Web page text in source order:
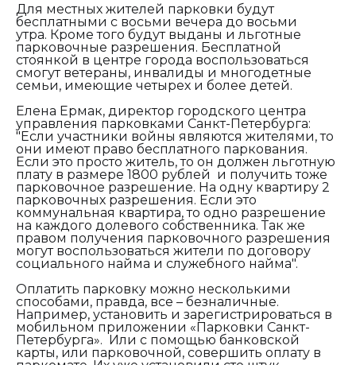
Для местных жителей парковки будут
бесплатными с восьми вечера до восьми
утра. Кроме того будут выданы и льготные
парковочные разрешения. Бесплатной
стоянкой в центре города воспользоваться
смогут ветераны, инвалиды и многодетные
семьи, имеющие четырех и более детей.
Елена Ермак, директор городского центра
управления парковками Санкт-Петербурга:
"Если участники войны являются жителями, то
они имеют право бесплатного паркования.
Если это просто житель, то он должен льготную
плату в размере 1800 рублей и получить тоже
парковочное разрешение. На одну квартиру 2
парковочных разрешения. Если это
коммунальная квартира, то одно разрешение
на каждого долевого собственника. Так же
правом получения парковочного разрешения
могут воспользоваться жители по договору
социального найма и служебного найма".
Оплатить парковку можно несколькими
способами, правда, все – безналичные.
Например, установить и зарегистрироваться в
мобильном приложении «Парковки Санкт-
Петербурга». Или с помощью банковской
карты, или парковочной, совершить оплату в